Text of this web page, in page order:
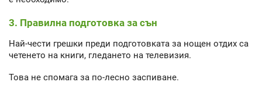
3. Правилна подготовка за сън
Най-чести грешки преди подготовката за нощен отдих са
четенето на книги, гледането на телевизия.
Това не спомага за по-лесно заспиване.